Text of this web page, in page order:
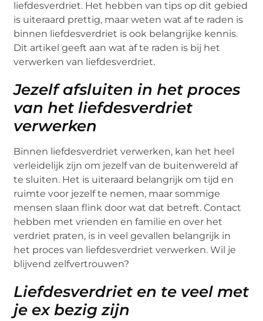
liefdesverdriet. Het hebben van tips op dit gebied
is uiteraard prettig, maar weten wat af te raden is
binnen liefdesverdriet is ook belangrijke kennis.
Dit artikel geeft aan wat af te raden is bij het
verwerken van liefdesverdriet.
Jezelf afsluiten in het proces
van het liefdesverdriet
verwerken
Binnen liefdesverdriet verwerken, kan het heel
verleidelijk zijn om jezelf van de buitenwereld af
te sluiten. Het is uiteraard belangrijk om tijd en
ruimte voor jezelf te nemen, maar sommige
mensen slaan flink door wat dat betreft. Contact
hebben met vrienden en familie en over het
verdriet praten, is in veel gevallen belangrijk in
het proces van liefdesverdriet verwerken. Wil je
blijvend zelfvertrouwen?
Liefdesverdriet en te veel met
je ex bezig zijn